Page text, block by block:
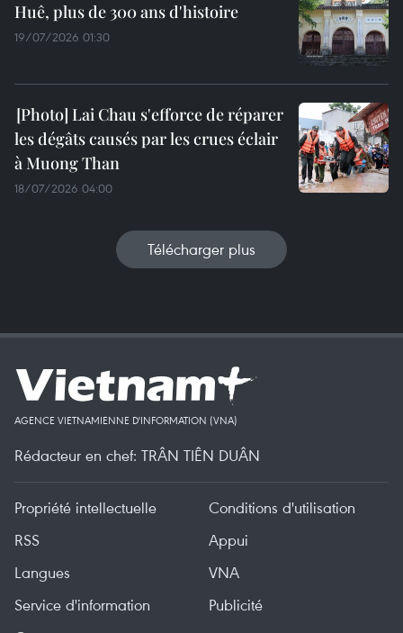
Huê, plus de 300 ans d'histoire
19/07/2026 01:30
Lai Chau s'efforce de réparer
les dégâts causés par les crues éclair
à Muong Than
18/07/2026 04:00
Télécharger plus
AGENCE VIETNAMIENNE D'INFORMATION (VNA)
Rédacteur en chef: TRÂN TIÊN DUÂN
Propriété intellectuelle
Conditions d'utilisation
RSS
Appui
Langues
VNA
Service d'information
Publicité